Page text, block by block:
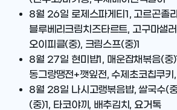
8월 26일 로제스파게티1, 고르곤졸
블루베리크림치즈타르트, 고구마샐
오이피클(중), 크림스프(중)1
8월 27일 현미밥1, 매운잡채볶음(중
동그랑땡전+깻잎전, 수제초코칩쿠
8월 28일 나시고랭볶음밥, 쌀국수(
(중)1, 타코야끼, 배추김치, 요거톡